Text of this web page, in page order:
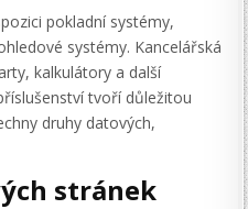
pokladní systémy,
systémy. Kancelářská
kalkulátory a další
tvoří důležitou
druhy datových,
stránek